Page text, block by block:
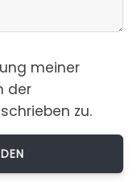
meiner
der
zu.